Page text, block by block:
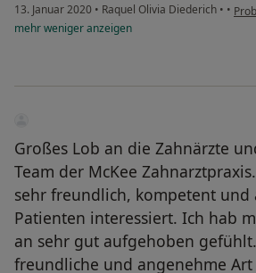
13. Januar 2020 • Raquel Olivia Diederich • •
mehrwenigeranzeigen
Großes Lob an die Zahnärzte
Team der McKee
sehr freundlich, kompetent und
Patienten interessiert. Ich hab
an sehr gut aufgehoben
freundliche und angenehme Art